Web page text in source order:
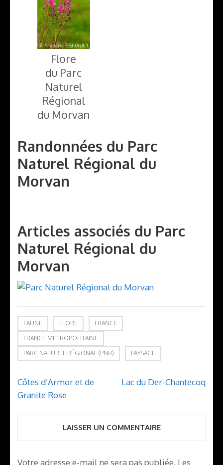
Flore
du Parc
Naturel
Régional
du Morvan
Randonnées du Parc
Naturel Régional du
Morvan
Articles associés du Parc
Naturel Régional du
Morvan
FAUNE FLORE
FRANCE
FRANCE MÉTROPOLITAINE
PARC NATUREL RÉGIONAL (PNR)
PAYSAGE
Navigation
de
Côtes d’Armor et de
Granite Rose
Lac du Der-Chantecoq
LAISSER UN COMMENTAIRE
Votre adresse e-mail ne sera pas publiée. Les